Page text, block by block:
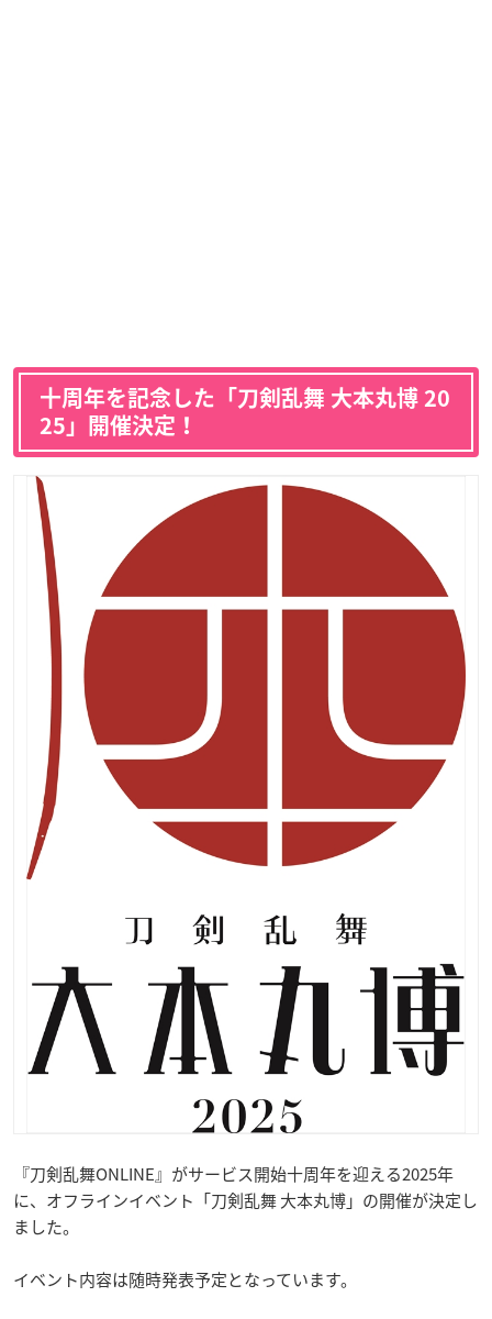
十周年を記念した「刀剣乱舞 大本丸博 20
25」開催決定！
『刀剣乱舞ONLINE』がサービス開始十周年を迎える2025年
に、オフラインイベント「刀剣乱舞 大本丸博」の開催が決定し
ました。
イベント内容は随時発表予定となっています。